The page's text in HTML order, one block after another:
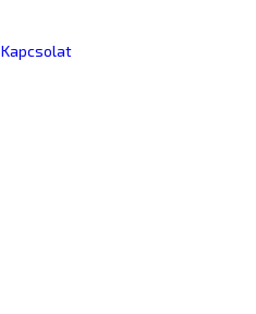
Kapcsolat